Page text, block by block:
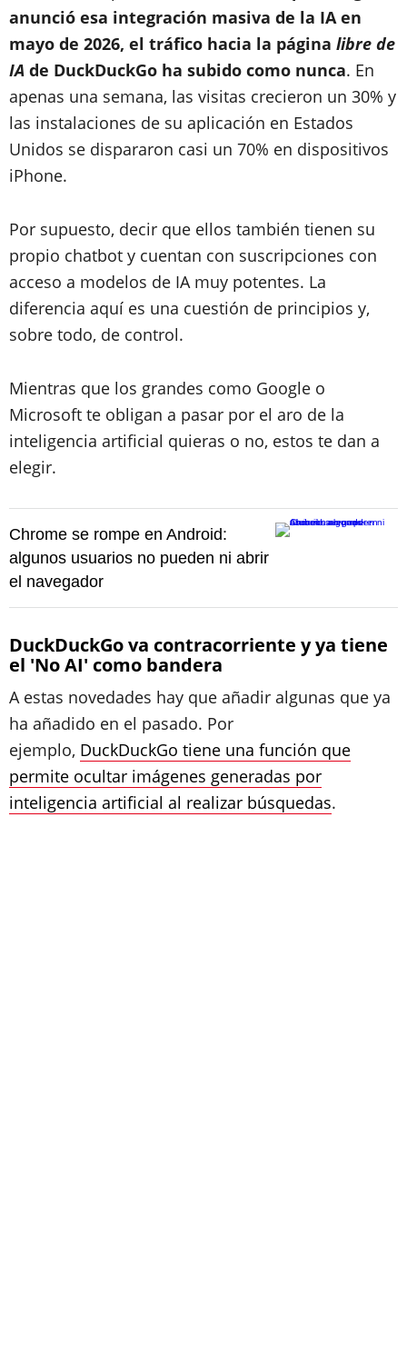
anunció esa integración masiva de la IA en
mayo de 2026, el tráfico hacia la página libre de
IA de DuckDuckGo ha subido como nunca. En
apenas una semana, las visitas crecieron un 30% y
las instalaciones de su aplicación en Estados
Unidos se dispararon casi un 70% en dispositivos
iPhone.
Por supuesto, decir que ellos también tienen su
propio chatbot y cuentan con suscripciones con
acceso a modelos de IA muy potentes. La
diferencia aquí es una cuestión de principios y,
sobre todo, de control.
Mientras que los grandes como Google o
Microsoft te obligan a pasar por el aro de la
inteligencia artificial quieras o no, estos te dan a
elegir.
Chrome se rompe en Android:
algunos usuarios no pueden ni abrir
el navegador
DuckDuckGo va contracorriente y ya tiene
el 'No AI' como bandera
A estas novedades hay que añadir algunas que ya
ha añadido en el pasado. Por
ejemplo, DuckDuckGo tiene una función que
permite ocultar imágenes generadas por
inteligencia artificial al realizar búsquedas.